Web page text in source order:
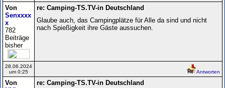
Von
Senxxxx
x
782
Beiträge
bisher
re: Camping-TS.TV-in Deutschland
Glaube auch, das Campingplätze für Alle da sind und nicht
nach Spießigkeit ihre Gäste aussuchen.
28.06.2024
um 0:25
Antworten
Von
re: Camping-TS.TV-in Deutschland